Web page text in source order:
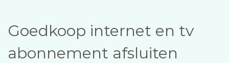
Goedkoop internet en tv
abonnement afsluiten